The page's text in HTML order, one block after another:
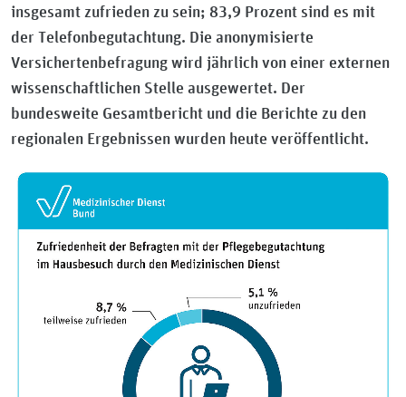
insgesamt zufrieden zu sein; 83,9 Prozent sind es mit
der Telefonbegutachtung. Die anonymisierte
Versichertenbefragung wird jährlich von einer externen
wissenschaftlichen Stelle ausgewertet. Der
bundesweite Gesamtbericht und die Berichte zu den
regionalen Ergebnissen wurden heute veröffentlicht.